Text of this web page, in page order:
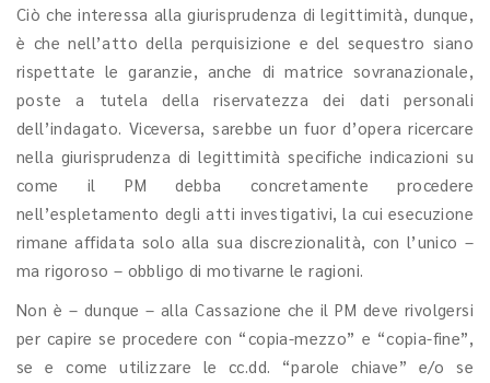
Ciò che interessa alla giurisprudenza di legittimità, dunque,
è che nell’atto della perquisizione e del sequestro siano
rispettate le garanzie, anche di matrice sovranazionale,
poste a tutela della riservatezza dei dati personali
dell’indagato. Viceversa, sarebbe un fuor d’opera ricercare
nella giurisprudenza di legittimità specifiche indicazioni su
come il PM debba concretamente procedere
nell’espletamento degli atti investigativi, la cui esecuzione
rimane affidata solo alla sua discrezionalità, con l’unico –
ma rigoroso – obbligo di motivarne le ragioni.
Non è – dunque – alla Cassazione che il PM deve rivolgersi
per capire se procedere con “copia-mezzo” e “copia-fine”,
se e come utilizzare le cc.dd. “parole chiave” e/o se